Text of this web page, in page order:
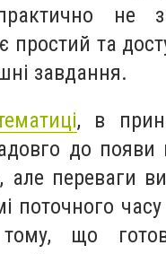
не
простий та
завдання.
, в
до появи
але переваги
поточного часу
що